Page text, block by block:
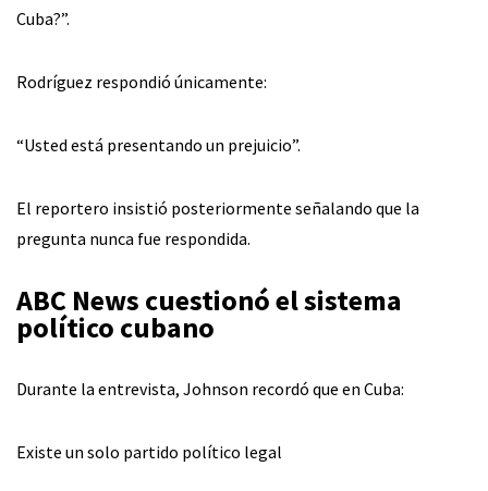
Cuba?”.
Rodríguez respondió únicamente:
“Usted está presentando un prejuicio”.
El reportero insistió posteriormente señalando que la
pregunta nunca fue respondida.
ABC News cuestionó el sistema
político cubano
Durante la entrevista, Johnson recordó que en Cuba:
Existe un solo partido político legal